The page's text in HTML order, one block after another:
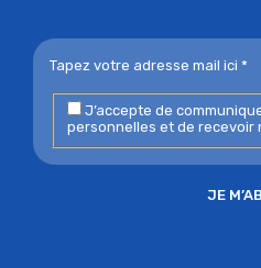
J’accepte de
personnelles et de recevoir